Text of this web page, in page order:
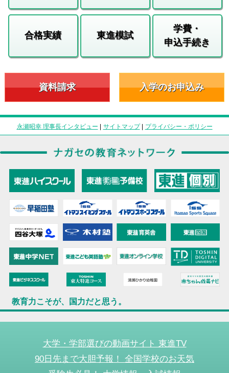
合格実績 東進模試
学費・
申込手続き
資料請求 入学のお申込み
永瀬昭幸 理事長インタビュー | サイトマップ| プライバシー・ポリシー
教育力こそが、国力だと思う。
大学・学部選びの動画サイト 東進TV
90日先まで大胆予報！ 全国学校のお天気